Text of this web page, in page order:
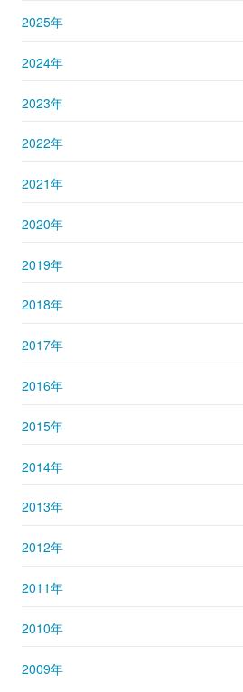
2025年
2024年
2023年
2022年
2021年
2020年
2019年
2018年
2017年
2016年
2015年
2014年
2013年
2012年
2011年
2010年
2009年